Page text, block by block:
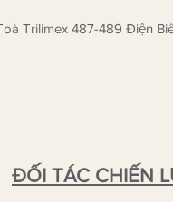
Trilimex 487-489 Điện
ĐỐI TÁC CHIẾN